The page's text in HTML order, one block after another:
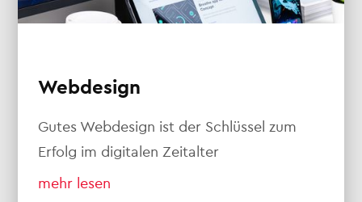
Webdesign
Gutes Webdesign ist der Schlüssel zum
Erfolg im digitalen Zeitalter
mehr lesen